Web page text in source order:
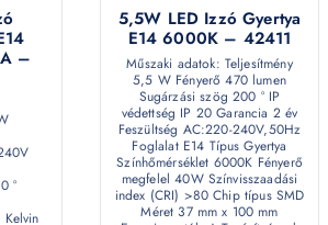
–
°
5,5W LED Izzó Gyertya
E14 6000K – 42411
Műszaki adatok: Teljesítmény
5,5 W Fényerő 470 lumen
Sugárzási szög 200 ° IP
védettség IP 20 Garancia 2 év
Feszültség AC:220-240V,50Hz
Foglalat E14 Típus Gyertya
Színhőmérséklet 6000K Fényerő
megfelel 40W Színvisszaadási
index (CRI) >80 Chip típus SMD
Méret 37 mm x 100 mm